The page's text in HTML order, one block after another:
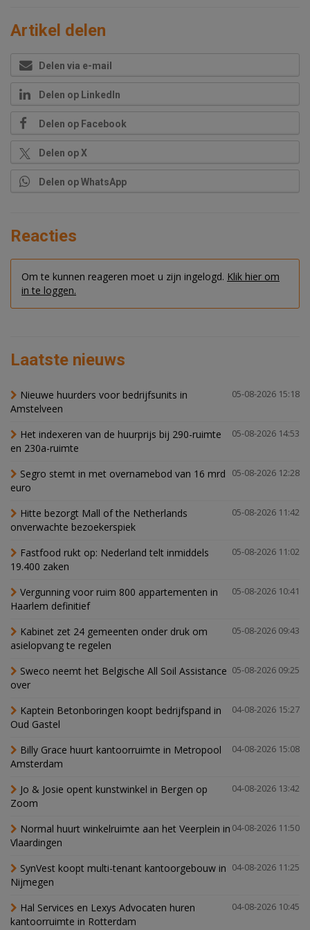
Artikel delen
Delen via e-mail
Delen op LinkedIn
Delen op Facebook
Delen op X
Delen op WhatsApp
Reacties
Om te kunnen reageren moet u zijn ingelogd. Klik hier om
in te loggen.
Laatste nieuws
05-08-2026 15:18
Nieuwe huurders voor bedrijfsunits in
Amstelveen
05-08-2026 14:53
Het indexeren van de huurprijs bij 290-ruimte
en 230a-ruimte
05-08-2026 12:28
Segro stemt in met overnamebod van 16 mrd
euro
05-08-2026 11:42
Hitte bezorgt Mall of the Netherlands
onverwachte bezoekerspiek
05-08-2026 11:02
Fastfood rukt op: Nederland telt inmiddels
19.400 zaken
05-08-2026 10:41
Vergunning voor ruim 800 appartementen in
Haarlem definitief
05-08-2026 09:43
Kabinet zet 24 gemeenten onder druk om
asielopvang te regelen
05-08-2026 09:25
Sweco neemt het Belgische All Soil Assistance
over
04-08-2026 15:27
Kaptein Betonboringen koopt bedrijfspand in
Oud Gastel
04-08-2026 15:08
Billy Grace huurt kantoorruimte in Metropool
Amsterdam
04-08-2026 13:42
Jo & Josie opent kunstwinkel in Bergen op
Zoom
04-08-2026 11:50
Normal huurt winkelruimte aan het Veerplein in
Vlaardingen
04-08-2026 11:25
SynVest koopt multi-tenant kantoorgebouw in
Nijmegen
04-08-2026 10:45
Hal Services en Lexys Advocaten huren
kantoorruimte in Rotterdam